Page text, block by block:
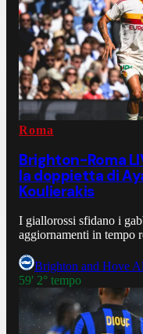
Roma
Brighton-Roma
la doppietta di
Koulierakis
I giallorossi sfidano i
aggiornamenti in tempo
Brighton and Hove
59' 2° tempo